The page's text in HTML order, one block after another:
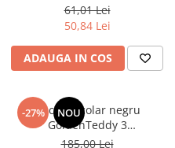
61,01 Lei
50,84 Lei
ADAUGA IN COS
-27% NOU
Rucsac școlar negru
GoldenTeddy 3
compartimente Astra
185,00 Lei